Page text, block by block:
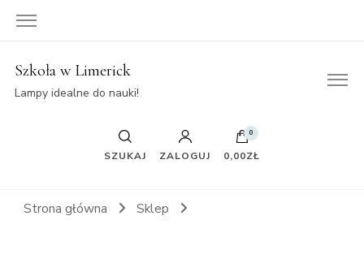
Szkoła w Limerick
Lampy idealne do nauki!
SZUKAJ ZALOGUJ
0
0,00ZŁ
Strona główna Sklep